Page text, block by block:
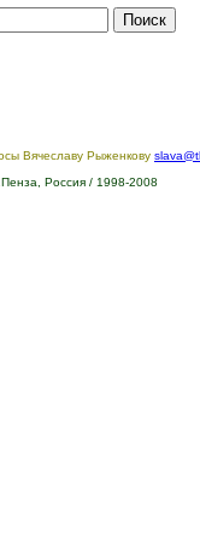
Вячеславу Рыженкову
Россия / 1998-2008